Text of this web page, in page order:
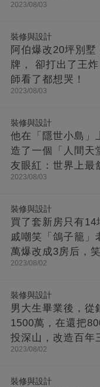
2023/08/03
裝修與設計
阿伯爆改20坪別墅
牌， 卻打出了王
師看了都想哭！
2023/08/03
裝修與設計
他在「隱世小島」
造了一個「人間天
友眼紅：世界上最
光都在這里
2023/08/03
裝修與設計
買了套新房只有14
戚嘲笑「鴿子籠」
萬爆改成3房后，
戚不吭聲了
2023/08/02
裝修與設計
男大生畢業後，從
1500萬，在還把
投深山，改造百年
成「台灣最美民宿
2023/08/02
裝修與設計